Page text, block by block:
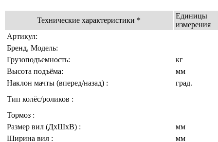
Технические характеристики *
Единицы
измерения
Артикул:
Бренд, Модель:
Грузоподъемность:
кг
Высота подъёма:
мм
Наклон мачты (вперед/назад) :
град.
Тип колёс/роликов :
Тормоз :
Размер вил (ДxШхВ) :
мм
Ширина вил :
мм